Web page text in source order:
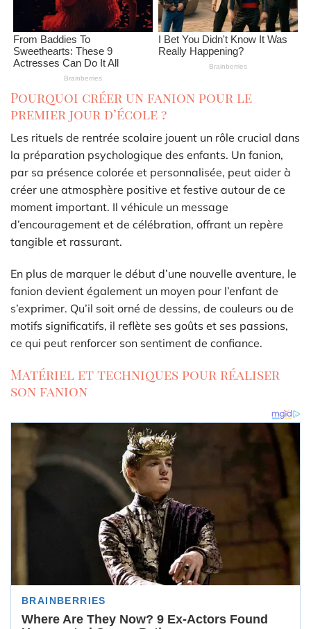
Pourquoi créer un fanion pour le
premier jour d’école ?
Les rituels de rentrée scolaire jouent un rôle crucial dans
la préparation psychologique des enfants. Un fanion,
par sa présence colorée et personnalisée, peut aider à
créer une atmosphère positive et festive autour de ce
moment important. Il véhicule un message
d’encouragement et de célébration, offrant un repère
tangible et rassurant.
En plus de marquer le début d’une nouvelle aventure, le
fanion devient également un moyen pour l’enfant de
s’exprimer. Qu’il soit orné de dessins, de couleurs ou de
motifs significatifs, il reflète ses goûts et ses passions,
ce qui peut renforcer son sentiment de confiance.
Matériel et techniques pour réaliser
son fanion